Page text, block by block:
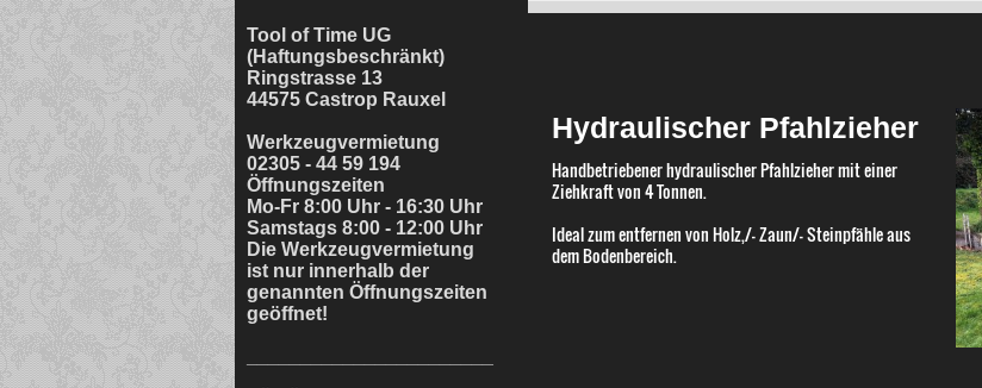
Tool of Time UG
(Haftungsbeschränkt)
Ringstrasse 13
44575 Castrop Rauxel
Werkzeugvermietung
02305 - 44 59 194
Öffnungszeiten
Mo-Fr 8:00 Uhr - 16:30 Uhr
Samstags 8:00 - 12:00 Uhr
Die Werkzeugvermietung
ist nur innerhalb der
genannten Öffnungszeiten
geöffnet!
Hydraulischer Pfahlzieher
Handbetriebener hydraulischer Pfahlzieher mit einer
Ziehkraft von 4 Tonnen.
Ideal zum entfernen von Holz,/- Zaun/- Steinpfähle aus
dem Bodenbereich.